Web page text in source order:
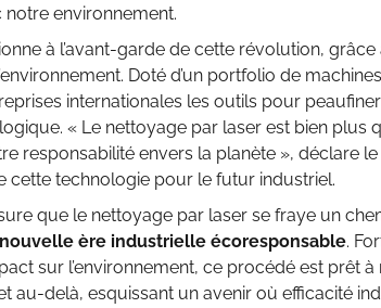
notre environnement.
à l’avant-garde de cette révolution,
Doté d’un portfolio de
internationales les outils pour
« Le nettoyage par laser est bien plus
responsabilité envers la planète », déclare
cette technologie pour le futur industriel.
que le nettoyage par laser se fraye un
nouvelle ère industrielle écoresponsable.
sur l’environnement, ce procédé est prêt
au-delà, esquissant un avenir où efficacité